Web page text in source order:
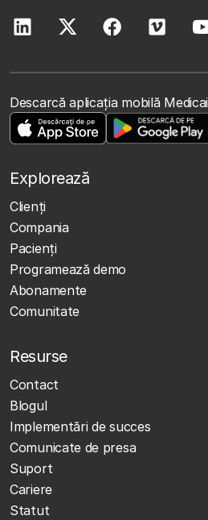
Descarcă aplicația mobilă Medicai
Explorează
Clienţi
Compania
Pacienți
Programează demo
Abonamente
Comunitate
Resurse
Contact
Blogul
Implementări de succes
Comunicate de presa
Suport
Cariere
Statut